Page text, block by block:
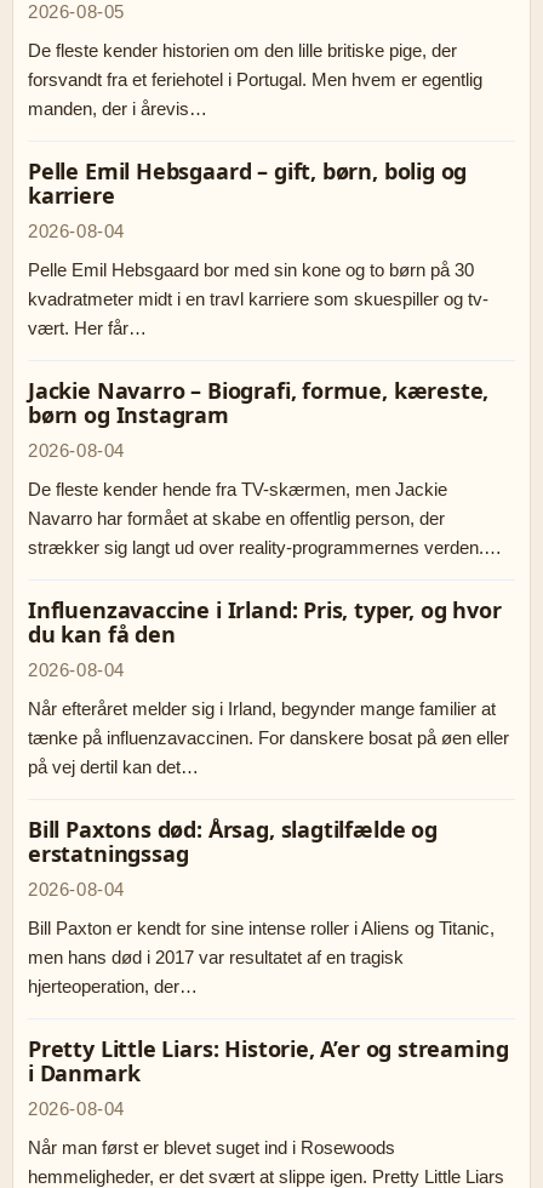
2026-08-05
De fleste kender historien om den lille britiske pige, der
forsvandt fra et feriehotel i Portugal. Men hvem er egentlig
manden, der i årevis…
Pelle Emil Hebsgaard – gift, børn, bolig og
karriere
2026-08-04
Pelle Emil Hebsgaard bor med sin kone og to børn på 30
kvadratmeter midt i en travl karriere som skuespiller og tv-
vært. Her får…
Jackie Navarro – Biografi, formue, kæreste,
børn og Instagram
2026-08-04
De fleste kender hende fra TV-skærmen, men Jackie
Navarro har formået at skabe en offentlig person, der
strækker sig langt ud over reality-programmernes verden.…
Influenzavaccine i Irland: Pris, typer, og hvor
du kan få den
2026-08-04
Når efteråret melder sig i Irland, begynder mange familier at
tænke på influenzavaccinen. For danskere bosat på øen eller
på vej dertil kan det…
Bill Paxtons død: Årsag, slagtilfælde og
erstatningssag
2026-08-04
Bill Paxton er kendt for sine intense roller i Aliens og Titanic,
men hans død i 2017 var resultatet af en tragisk
hjerteoperation, der…
Pretty Little Liars: Historie, A’er og streaming
i Danmark
2026-08-04
Når man først er blevet suget ind i Rosewoods
hemmeligheder, er det svært at slippe igen. Pretty Little Liars